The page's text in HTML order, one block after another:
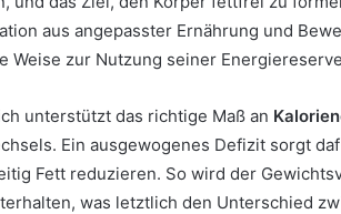
aus angepasster Ernährung und
Weise zur Nutzung seiner
unterstützt das richtige Maß an
Ein ausgewogenes Defizit sorgt
Fett reduzieren. So wird der
was letztlich den Unterschied